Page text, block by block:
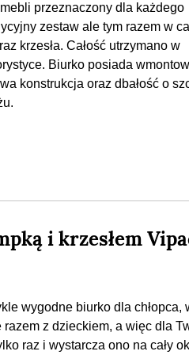
przeznaczony dla każdego
zestaw ale tym razem w
krzesła. Całość utrzymano w
Biurko posiada
konstrukcja oraz dbałość o
i krzesłem
wygodne biurko dla chłopca,
z dzieckiem, a więc dla
raz i wystarcza ono na cały